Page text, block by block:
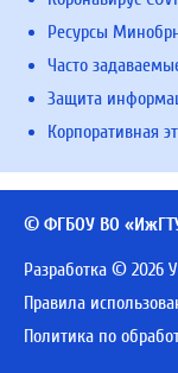
Ресурсы
Часто
Защита
Корпоративная
© ФГБОУ ВО
Разработка © 2026
Правила
Политика по